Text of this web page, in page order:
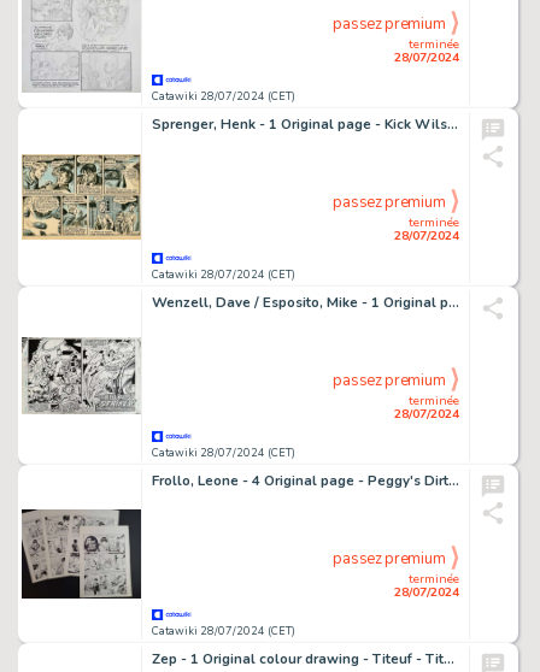
Catawiki 28/07/2024 (CET)
terminée
28/07/2024
passez premium
Sprenger, Henk - 1 Original page - Kick Wilstra - Kick Wilsta en zijn zonen - (jaren 1950)
Catawiki 28/07/2024 (CET)
terminée
28/07/2024
passez premium
Wenzell, Dave / Esposito, Mike - 1 Original page - Super Spider-Man and the Titans #219 - 1977
Catawiki 28/07/2024 (CET)
terminée
28/07/2024
passez premium
Frollo, Leone - 4 Original page - Peggy's Dirty Games: Chiamate d'Urgenza - Storia Completa
Catawiki 28/07/2024 (CET)
terminée
28/07/2024
passez premium
Zep - 1 Original colour drawing - Titeuf - Titeuf et le hockey - 1998